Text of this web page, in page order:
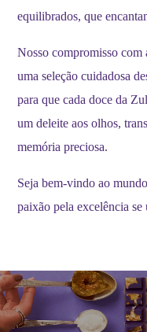
equilibrados, que
Nosso compromisso com
uma seleção cuidadosa
para que cada doce da
um deleite aos olhos,
memória preciosa.
Seja bem-vindo ao
paixão pela excelência se